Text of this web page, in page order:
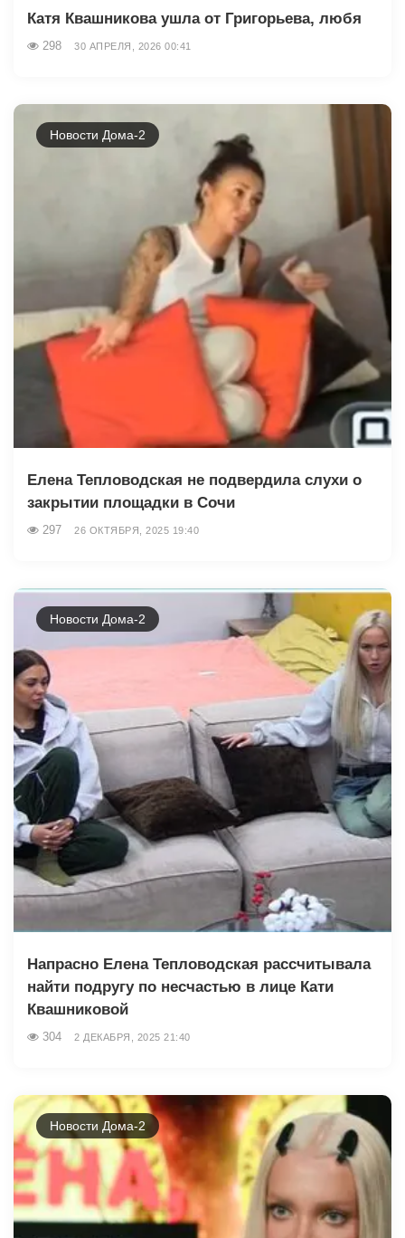
Катя Квашникова ушла от Григорьева, любя
298 30 АПРЕЛЯ, 2026 00:41
Новости Дома-2
Елена Тепловодская не подвердила слухи о
закрытии площадки в Сочи
297 26 ОКТЯБРЯ, 2025 19:40
Новости Дома-2
Напрасно Елена Тепловодская рассчитывала
найти подругу по несчастью в лице Кати
Квашниковой
304 2 ДЕКАБРЯ, 2025 21:40
Новости Дома-2